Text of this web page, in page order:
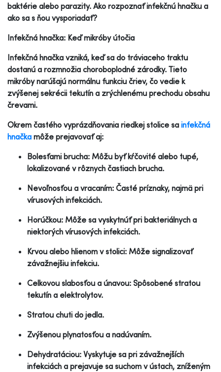
baktérie alebo parazity. Ako rozpoznať infekčnú hnačku a
ako sa s ňou vysporiadať?
Infekčná hnačka: Keď mikróby útočia
Infekčná hnačka vzniká, keď sa do tráviaceho traktu
dostanú a rozmnožia choroboplodné zárodky. Tieto
mikróby narúšajú normálnu funkciu čriev, čo vedie k
zvýšenej sekrécii tekutín a zrýchlenému prechodu obsahu
črevami.
Okrem častého vyprázdňovania riedkej stolice sa infekčná
hnačka môže prejavovať aj:
Bolesťami brucha: Môžu byť kŕčovité alebo tupé,
lokalizované v rôznych častiach brucha.
Nevoľnosťou a vracaním: Časté príznaky, najmä pri
vírusových infekciách.
Horúčkou: Môže sa vyskytnúť pri bakteriálnych a
niektorých vírusových infekciách.
Krvou alebo hlienom v stolici: Môže signalizovať
závažnejšiu infekciu.
Celkovou slabosťou a únavou: Spôsobené stratou
tekutín a elektrolytov.
Stratou chuti do jedla.
Zvýšenou plynatosťou a nadúvaním.
Dehydratáciou: Vyskytuje sa pri závažnejších
infekciách a prejavuje sa suchom v ústach, zníženým